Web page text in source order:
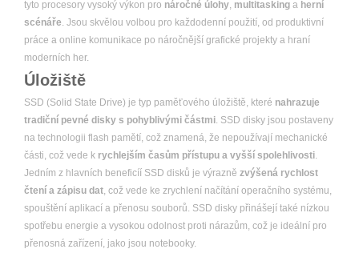
tyto procesory vysoký výkon pro náročné úlohy, multitasking a herní
scénáře. Jsou skvělou volbou pro každodenní použití, od produktivní
práce a online komunikace po náročnější grafické projekty a hraní
moderních her.
Úložiště
SSD (Solid State Drive) je typ paměťového úložiště, které nahrazuje
tradiční pevné disky s pohyblivými částmi. SSD disky jsou postaveny
na technologii flash pamětí, což znamená, že nepoužívají mechanické
části, což vede k rychlejším časům přístupu a vyšší spolehlivosti.
Jedním z hlavních beneficíí SSD disků je výrazně zvýšená rychlost
čtení a zápisu dat, což vede ke zrychlení načítání operačního systému,
spouštění aplikací a přenosu souborů. SSD disky přinášejí také nízkou
spotřebu energie a vysokou odolnost proti nárazům, což je ideální pro
přenosná zařízení, jako jsou notebooky.